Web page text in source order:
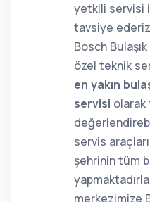
yetkili servisi
tavsiye
Bosch
özel teknik
en yakın
servisi olarak
servis
şehrinin tüm
merkezimize